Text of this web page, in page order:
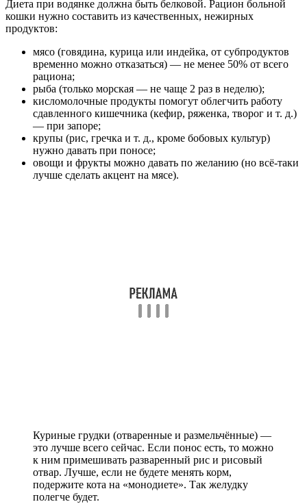
Диета при водянке должна быть белковой. Рацион больной
кошки нужно составить из качественных, нежирных
продуктов:
мясо (говядина, курица или индейка, от субпродуктов
временно можно отказаться) — не менее 50% от всего
рациона;
рыба (только морская — не чаще 2 раз в неделю);
кисломолочные продукты помогут облегчить работу
сдавленного кишечника (кефир, ряженка, творог и т. д.)
— при запоре;
крупы (рис, гречка и т. д., кроме бобовых культур)
нужно давать при поносе;
овощи и фрукты можно давать по желанию (но всё-таки
лучше сделать акцент на мясе).
Куриные грудки (отваренные и размельчённые) —
это лучше всего сейчас. Если понос есть, то можно
к ним примешивать разваренный рис и рисовый
отвар. Лучше, если не будете менять корм,
подержите кота на «монодиете». Так желудку
полегче будет.